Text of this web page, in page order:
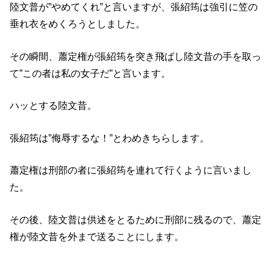
陸文普が”やめてくれ”と言いますが、張紹筠は強引に笠の
垂れ衣をめくろうとしました。
その瞬間、蕭定権が張紹筠を突き飛ばし陸文昔の手を取っ
て”この者は私の女子だ”と言います。
ハッとする陸文昔。
張紹筠は”侮辱するな！”とわめきちらします。
蕭定権は刑部の者に張紹筠を連れて行くように言いまし
た。
その後、陸文普は供述をとるために刑部に残るので、蕭定
権が陸文昔を外まで送ることにします。